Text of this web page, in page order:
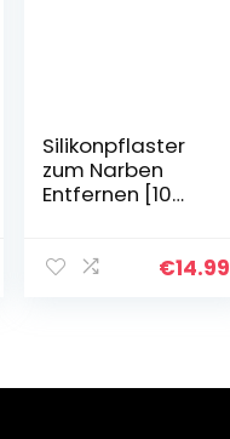
Silikonpflaster
zum Narben
Entfernen [10
Wiederverwend
€14.99